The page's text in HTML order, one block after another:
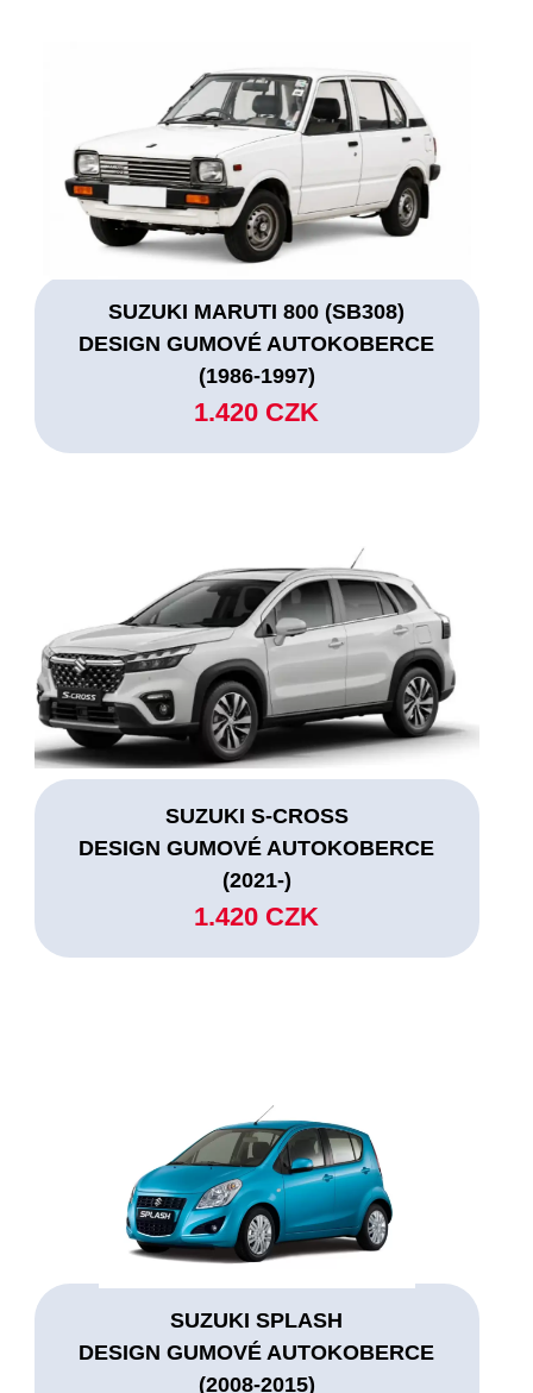
SUZUKI MARUTI 800 (SB308)
DESIGN GUMOVÉ AUTOKOBERCE
(1986-1997)
1.420 CZK
SUZUKI S-CROSS
DESIGN GUMOVÉ AUTOKOBERCE
(2021-)
1.420 CZK
SUZUKI SPLASH
DESIGN GUMOVÉ AUTOKOBERCE
(2008-2015)